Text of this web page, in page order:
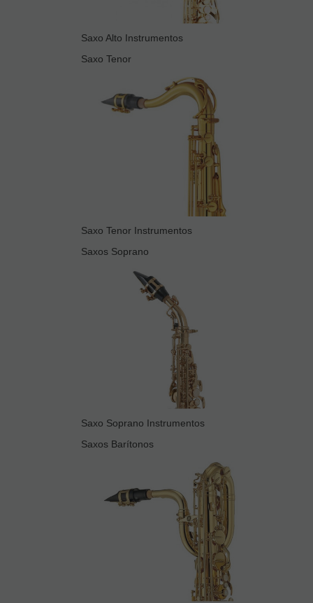
Saxo Alto Instrumentos
Saxo Tenor
Saxo Tenor Instrumentos
Saxos Soprano
Saxo Soprano Instrumentos
Saxos Barítonos